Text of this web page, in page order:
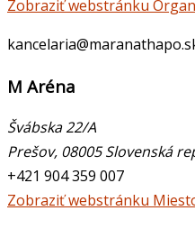
Zobraziť webstránku
M Aréna
Švábska 22/A
Prešov, 08005 Slovenská
+421 904 359 007
Zobraziť webstránku